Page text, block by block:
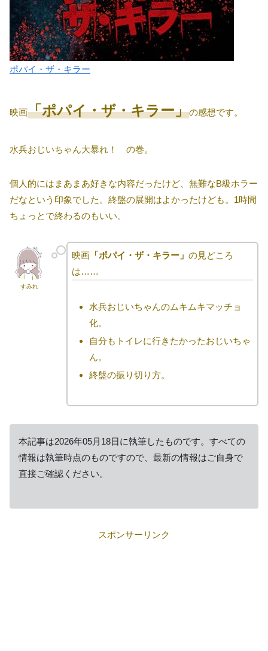
ポパイ・ザ・キラー
映画「ポパイ・ザ・キラー」の感想です。
水兵おじいちゃん大暴れ！ の巻。
個人的にはまあまあ好きな内容だったけど、無難なB級ホラー
だなという印象でした。終盤の展開はよかったけども。1時間
ちょっとで終わるのもいい。
すみれ
映画「ポパイ・ザ・キラー」 の見どころ
は……
水兵おじいちゃんのムキムキマッチョ
化。
自分もトイレに行きたかったおじいちゃ
ん。
終盤の振り切り方。
本記事は2026年05月18日に執筆したものです。すべての
情報は執筆時点のものですので、最新の情報はご自身で
直接ご確認ください。
スポンサーリンク